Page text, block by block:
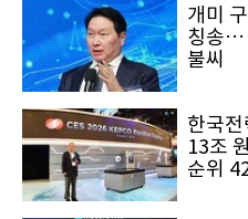
개미
칭송…
불씨
한국
13조
순위